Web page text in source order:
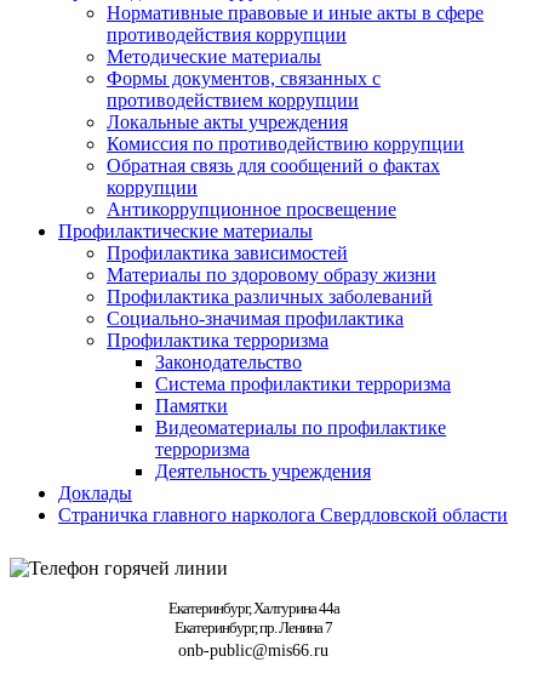
Нормативные правовые и иные акты в сфере
противодействия коррупции
Методические материалы
Формы документов, связанных с
противодействием коррупции
Локальные акты учреждения
Комиссия по противодействию коррупции
Обратная связь для сообщений о фактах
коррупции
Антикоррупционное просвещение
Профилактические материалы
Профилактика зависимостей
Материалы по здоровому образу жизни
Профилактика различных заболеваний
Социально-значимая профилактика
Профилактика терроризма
Законодательство
Система профилактики терроризма
Памятки
Видеоматериалы по профилактике
терроризма
Деятельность учреждения
Доклады
Страничка главного нарколога Свердловской области
Екатеринбург, Халтурина 44а
Екатеринбург, пр. Ленина 7
onb-public@mis66.ru